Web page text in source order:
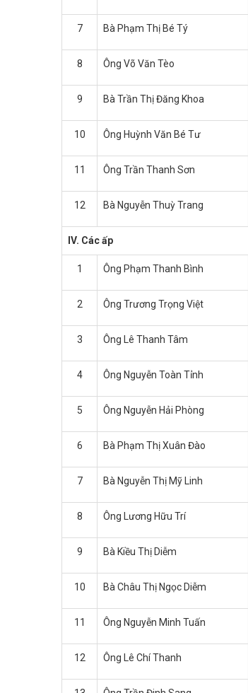
7 Bà Phạm Thị Bé Tý
8 Ông Võ Văn Tèo
9 Bà Trần Thị Đăng Khoa
10 Ông Huỳnh Văn Bé Tư
11 Ông Trần Thanh Sơn
12 Bà Nguyễn Thuỳ Trang
IV. Các ấp
1 Ông Phạm Thanh Bình
2 Ông Trương Trọng Việt
3 Ông Lê Thanh Tâm
4 Ông Nguyễn Toàn Tỉnh
5 Ông Nguyễn Hải Phòng
6 Bà Phạm Thị Xuân Đào
7 Bà Nguyễn Thị Mỹ Linh
8 Ông Lương Hữu Trí
9 Bà Kiều Thị Diễm
10 Bà Châu Thị Ngọc Diễm
11 Ông Nguyễn Minh Tuấn
12 Ông Lê Chí Thanh